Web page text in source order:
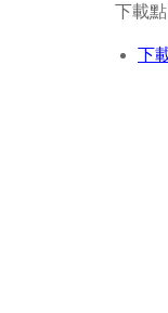
下載點
下